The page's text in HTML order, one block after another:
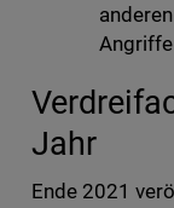
Jahr
Ende 2021